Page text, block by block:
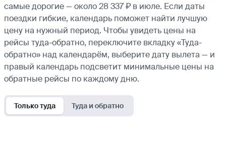
самые дорогие — около 28 337 ₽ в июле. Если даты
поездки гибкие, календарь поможет найти лучшую
цену на нужный период. Чтобы увидеть цены на
рейсы туда-обратно, переключите вкладку «Туда-
обратно» над календарём, выберите дату вылета — и
правый календарь подсветит минимальные цены на
обратные рейсы по каждому дню.
Только туда Туда и обратно